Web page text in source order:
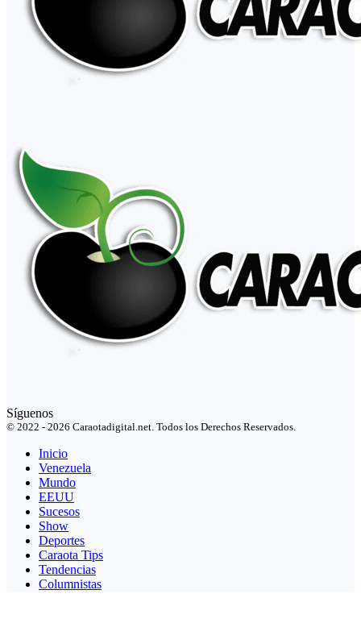
Síguenos
© 2022 - 2026 Caraotadigital.net. Todos los Derechos Reservados.
Inicio
Venezuela
Mundo
EEUU
Sucesos
Show
Deportes
Caraota Tips
Tendencias
Columnistas